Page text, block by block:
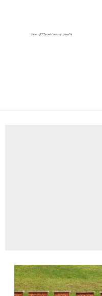
גליה מימרן - טיפול בשיטת EFT \ טאפינג